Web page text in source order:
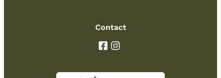
Contact